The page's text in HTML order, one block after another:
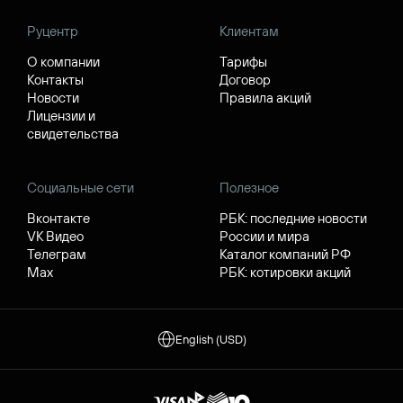
Руцентр
О компании
Контакты
Новости
Лицензии и
свидетельства
Клиентам
Тарифы
Договор
Правила акций
Социальные сети
Вконтакте
VK Видео
Телеграм
Max
Полезное
РБК: последние новости
России и мира
Каталог компаний РФ
РБК: котировки акций
English (USD)